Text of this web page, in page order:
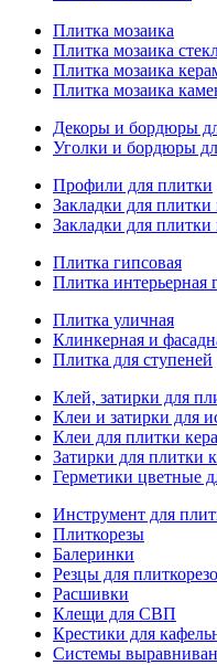
Плитка мозаика
Плитка мозаика
Плитка мозаика
Плитка мозаика
Декоры и бордюры
Уголки и бордюры
Профили для плитки
Закладки для плитки
Закладки для плитки
Плитка гипсовая
Плитка интерьерная
Плитка уличная
Клинкерная и
Плитка для ступеней
Клей, затирки для
Клеи и затирки для
Клеи для плитки
Затирки для плитки
Герметики цветные
Инструмент для
Плиткорезы
Балеринки
Резцы для
Расшивки
Клещи для СВП
Крестики для
Системы